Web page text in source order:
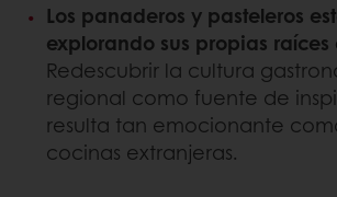
Los panaderos y pasteleros
explorando sus propias
Redescubrir la cultura
regional como fuente de
resulta tan emocionante
cocinas extranjeras.